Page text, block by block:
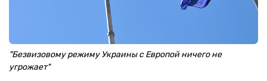
"Безвизовому режиму Украины с Европой ничего не
угрожает"